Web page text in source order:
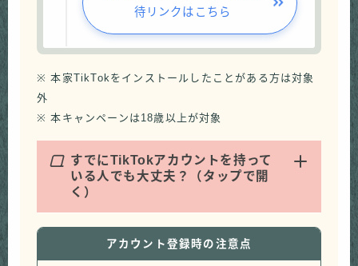
待リンクはこちら
※ 本家TikTokをインストールしたことがある方は対象
外
※ 本キャンペーンは18歳以上が対象
Q すでにTikTokアカウントを持って
いる人でも大丈夫？（タップで開
く）
アカウント登録時の注意点